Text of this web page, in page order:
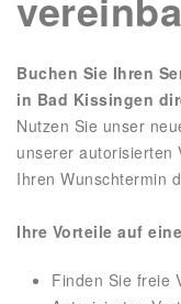
Buchen Sie Ihren
in Bad Kissingen
Nutzen Sie unser
unserer autorisierten
Ihren Wunschtermin
Ihre Vorteile auf
Finden Sie freie